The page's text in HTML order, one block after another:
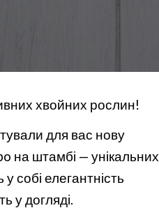
хвойних рослин!
для вас нову
на штамбі — унікальних
собі елегантність
у догляді.